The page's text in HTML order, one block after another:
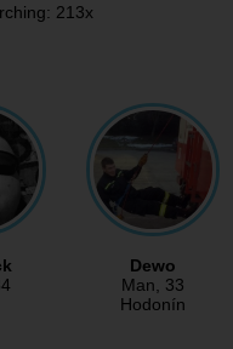
213x
Dewo
Man, 33
Hodonín